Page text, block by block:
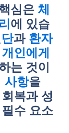
심은 체
에 있습
과 환자
개인에게
는 것이
사항을
복과 성
수 요소